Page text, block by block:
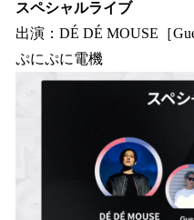
スペシャルライブ
出演：DÉ DÉ MOUSE［
ぷにぷに電機